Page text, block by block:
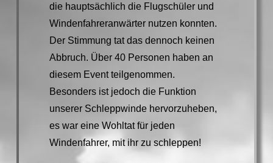
die hauptsächlich die Flugschüler und
Windenfahreranwärter nutzen konnten.
Der Stimmung tat das dennoch keinen
Abbruch. Über 40 Personen haben an
diesem Event teilgenommen.
Besonders ist jedoch die Funktion
unserer Schleppwinde hervorzuheben,
es war eine Wohltat für jeden
Windenfahrer, mit ihr zu schleppen!